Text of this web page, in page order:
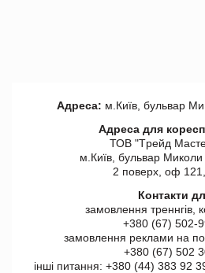
Адреса: м.Київ, бульвар
Адреса для
ТОВ "Tрейд
м.Київ, бульвар Миколи
2 поверх, оф
Контакти
замовлення треннгів,
+380 (67) 502-
замовлення реклами на
+380 (67) 502
інші питання: +380 (44) 383 92